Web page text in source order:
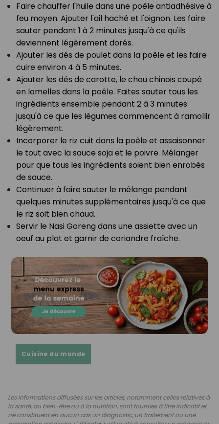
Faire chauffer l'huile dans une poêle antiadhésive à
feu moyen. Ajouter l'ail haché et l'oignon. Les faire
sauter pendant 1 à 2 minutes jusqu'à ce qu'ils
deviennent légèrement dorés.
Ajouter les dés de poulet dans la poêle et les faire
cuire environ 4 à 5 minutes.
Ajouter les dés de carotte, le chou chinois coupé
en lamelles dans la poêle. Faites sauter tous les
ingrédients ensemble pendant 2 à 3 minutes
jusqu'à ce que les légumes commencent à ramollir
légèrement.
Incorporer le riz cuit dans la poêle et assaisonner
le tout avec la sauce soja et le poivre. Mélanger
pour que tous les ingrédients soient bien enrobés
de sauce.
Continuer à faire sauter le mélange pendant
quelques minutes supplémentaires jusqu'à ce que
le riz soit bien chaud.
Servir le Nasi Goreng dans une assiette avec un
oeuf au plat et garnir de coriandre fraîche.
Cuisine du monde
Les informations diffusées sur les articles, notamment celles relatives à
la santé, au bien-être ou à la nutrition, sont fournies à titre indicatif et
ne constituent en aucun cas un diagnostic, un traitement ou une